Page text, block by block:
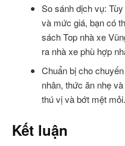
So sánh dịch vụ:
và mức giá, bạn có
sách Top nhà xe
ra nhà xe phù hợp
Chuẩn bị cho
nhân, thức ăn nhẹ
thú vị và bớt mệt mỏi.
Kết luận